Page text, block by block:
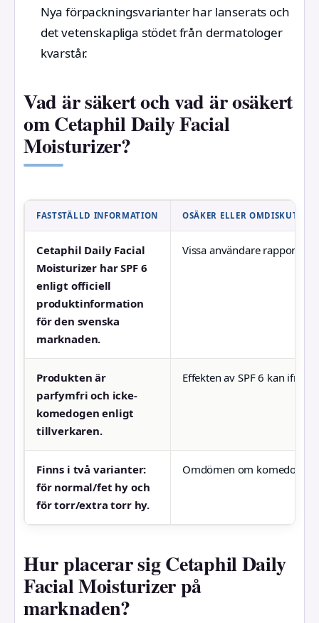
Nya förpackningsvarianter har lanserats och
det vetenskapliga stödet från dermatologer
kvarstår.
Vad är säkert och vad är osäkert
om Cetaphil Daily Facial
Moisturizer?
FASTSTÄLLD INFORMATION OSÄKER ELLER
Cetaphil Daily Facial
Moisturizer har SPF 6
enligt officiell
produktinformation
för den svenska
marknaden.
Vissa användare
Produkten är
parfymfri och icke-
komedogen enligt
tillverkaren.
Effekten av SPF 6 kan
Finns i två varianter:
för normal/fet hy och
för torr/extra torr hy.
Omdömen om
Hur placerar sig Cetaphil Daily
Facial Moisturizer på
marknaden?